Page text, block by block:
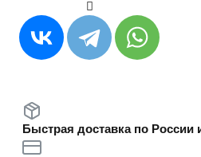
Быстрая доставка по России